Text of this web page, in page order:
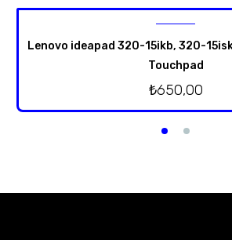
Lenovo ideapad 320-15ikb, 320-
Touchpad
₺650,00